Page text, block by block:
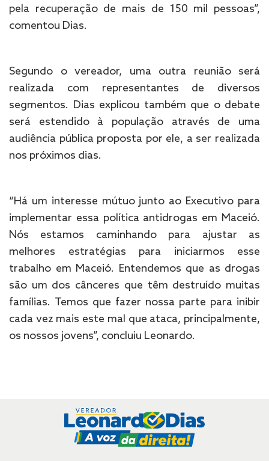
pela recuperação de mais de 150 mil pessoas”,
comentou Dias.
Segundo o vereador, uma outra reunião será
realizada com representantes de diversos
segmentos. Dias explicou também que o debate
será estendido à população através de uma
audiência pública proposta por ele, a ser realizada
nos próximos dias.
“Há um interesse mútuo junto ao Executivo para
implementar essa política antidrogas em Maceió.
Nós estamos caminhando para ajustar as
melhores estratégias para iniciarmos esse
trabalho em Maceió. Entendemos que as drogas
são um dos cânceres que têm destruído muitas
famílias. Temos que fazer nossa parte para inibir
cada vez mais este mal que ataca, principalmente,
os nossos jovens”, concluiu Leonardo.